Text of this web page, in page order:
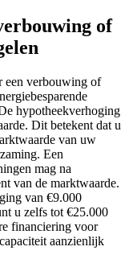
of
een verbouwing of
hypotheekverhoging
Dit betekent dat u
van uw
Een
mag na
van de marktwaarde.
van €9.000
u zelfs tot €25.000
financiering voor
aanzienlijk